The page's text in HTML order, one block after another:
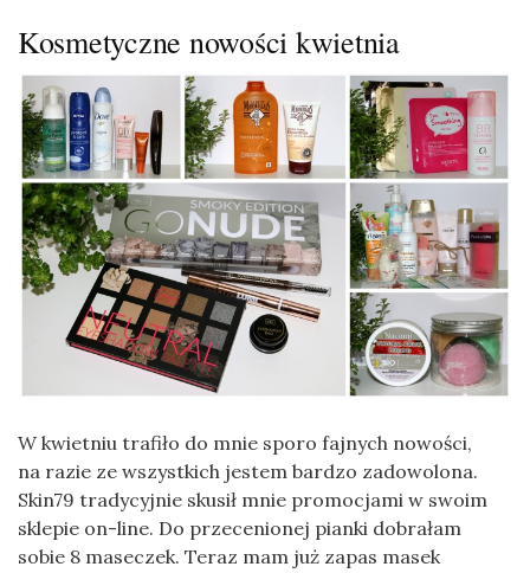
Kosmetyczne nowości kwietnia
W kwietniu trafiło do mnie sporo fajnych nowości,
na razie ze wszystkich jestem bardzo zadowolona.
Skin79 tradycyjnie skusił mnie promocjami w swoim
sklepie on-line. Do przecenionej pianki dobrałam
sobie 8 maseczek. Teraz mam już zapas masek